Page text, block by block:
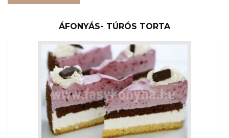
ÁFONYÁS- TÚRÓS TORTA